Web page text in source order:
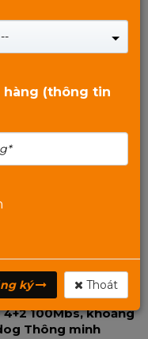
5
4+2 100Mbs, khoảng
Thông minh
hàng (thông tin
ký Thoát